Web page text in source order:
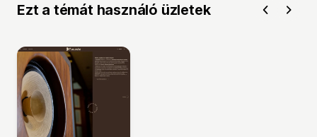
Ezt a témát használó üzletek